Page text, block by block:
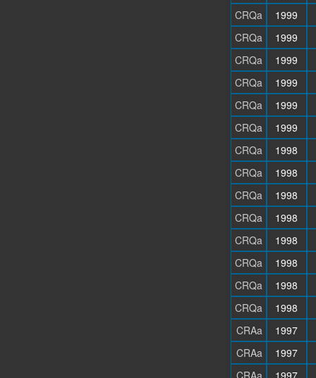
CRQa
1999
CRQa
1999
CRQa
1999
CRQa
1999
CRQa
1999
CRQa
1999
CRQa
1998
CRQa
1998
CRQa
1998
CRQa
1998
CRQa
1998
CRQa
1998
CRQa
1998
CRQa
1998
CRAa
1997
CRAa
1997
CRAa
1997